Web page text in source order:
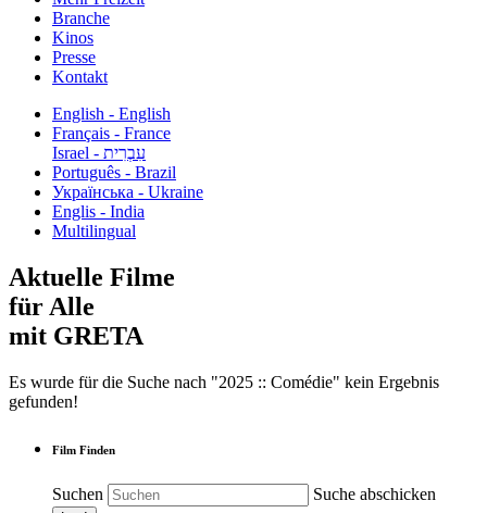
Branche
Kinos
Presse
Kontakt
English - English
Français - France
עִבְרִית - Israel
Português - Brazil
Українська - Ukraine
Englis - India
Multilingual
Aktuelle Filme
für Alle
mit GRETA
Es wurde für die Suche nach "2025 :: Comédie" kein Ergebnis
gefunden!
Film Finden
Suchen Suche abschicken